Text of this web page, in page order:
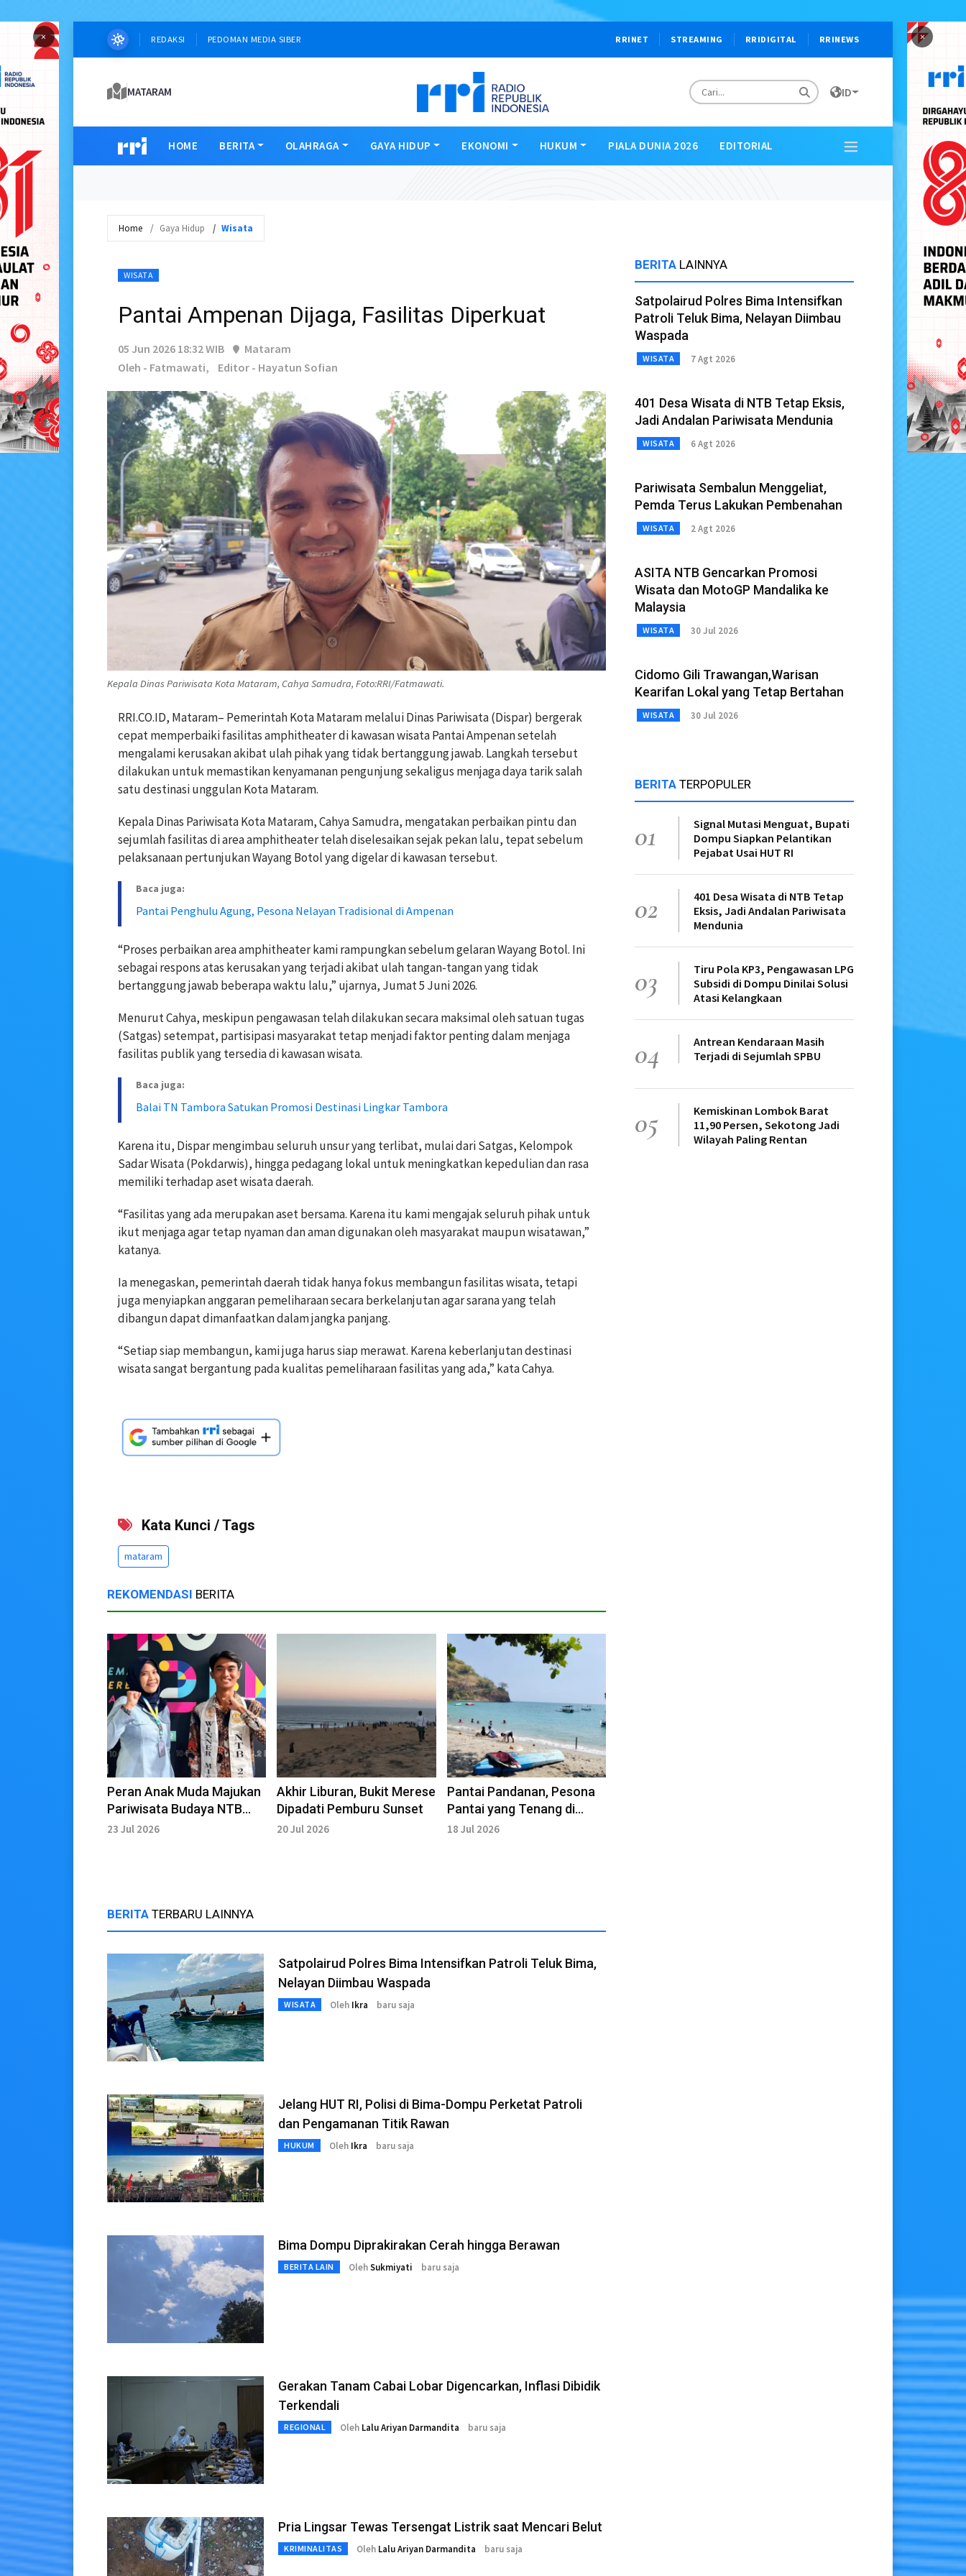
× ×
REDAKSI PEDOMAN MEDIA SIBER RRINET STREAMING RRIDIGITAL RRINEWS
MATARAM ID
HOME BERITA OLAHRAGA GAYA HIDUP EKONOMI HUKUM PIALA DUNIA 2026 EDITORIAL
Home Gaya Hidup Wisata
WISATA
Pantai Ampenan Dijaga, Fasilitas Diperkuat
05 Jun 2026 18:32 WIB
Mataram
Oleh - Fatmawati,
Editor - Hayatun Sofian
Kepala Dinas Pariwisata Kota Mataram, Cahya Samudra, Foto:RRI/Fatmawati.
RRI.CO.ID, Mataram– Pemerintah Kota Mataram melalui Dinas Pariwisata (Dispar) bergerak
cepat memperbaiki fasilitas amphitheater di kawasan wisata Pantai Ampenan setelah
mengalami kerusakan akibat ulah pihak yang tidak bertanggung jawab. Langkah tersebut
dilakukan untuk memastikan kenyamanan pengunjung sekaligus menjaga daya tarik salah
satu destinasi unggulan Kota Mataram.
Kepala Dinas Pariwisata Kota Mataram, Cahya Samudra, mengatakan perbaikan pintu dan
sejumlah fasilitas di area amphitheater telah diselesaikan sejak pekan lalu, tepat sebelum
pelaksanaan pertunjukan Wayang Botol yang digelar di kawasan tersebut.
Baca juga:
Pantai Penghulu Agung, Pesona Nelayan Tradisional di Ampenan
“Proses perbaikan area amphitheater kami rampungkan sebelum gelaran Wayang Botol. Ini
sebagai respons atas kerusakan yang terjadi akibat ulah tangan-tangan yang tidak
bertanggung jawab beberapa waktu lalu,” ujarnya, Jumat 5 Juni 2026.
Menurut Cahya, meskipun pengawasan telah dilakukan secara maksimal oleh satuan tugas
(Satgas) setempat, partisipasi masyarakat tetap menjadi faktor penting dalam menjaga
fasilitas publik yang tersedia di kawasan wisata.
Baca juga:
Balai TN Tambora Satukan Promosi Destinasi Lingkar Tambora
Karena itu, Dispar mengimbau seluruh unsur yang terlibat, mulai dari Satgas, Kelompok
Sadar Wisata (Pokdarwis), hingga pedagang lokal untuk meningkatkan kepedulian dan rasa
memiliki terhadap aset wisata daerah.
“Fasilitas yang ada merupakan aset bersama. Karena itu kami mengajak seluruh pihak untuk
ikut menjaga agar tetap nyaman dan aman digunakan oleh masyarakat maupun wisatawan,”
katanya.
Ia menegaskan, pemerintah daerah tidak hanya fokus membangun fasilitas wisata, tetapi
juga menyiapkan anggaran pemeliharaan secara berkelanjutan agar sarana yang telah
dibangun dapat dimanfaatkan dalam jangka panjang.
“Setiap siap membangun, kami juga harus siap merawat. Karena keberlanjutan destinasi
wisata sangat bergantung pada kualitas pemeliharaan fasilitas yang ada,” kata Cahya.
Kata Kunci / Tags
mataram
REKOMENDASI BERITA
Peran Anak Muda Majukan
Pariwisata Budaya NTB
Melalui Kreativitas Digital
23 Jul 2026
Akhir Liburan, Bukit Merese
Dipadati Pemburu Sunset
20 Jul 2026
Pantai Pandanan, Pesona
Pantai yang Tenang di
Lombok Utara
18 Jul 2026
BERITA TERBARU LAINNYA
Satpolairud Polres Bima Intensifkan Patroli Teluk Bima,
Nelayan Diimbau Waspada
WISATA Oleh Ikra baru saja
Jelang HUT RI, Polisi di Bima-Dompu Perketat Patroli
dan Pengamanan Titik Rawan
HUKUM Oleh Ikra baru saja
Bima Dompu Diprakirakan Cerah hingga Berawan
BERITA LAIN OlehSukmiyati baru saja
Gerakan Tanam Cabai Lobar Digencarkan, Inflasi Dibidik
Terkendali
REGIONAL Oleh Lalu Ariyan Darmandita baru saja
Pria Lingsar Tewas Tersengat Listrik saat Mencari Belut
KRIMINALITAS Oleh Lalu Ariyan Darmandita baru saja
BERITA LAINNYA
Satpolairud Polres Bima Intensifkan
Patroli Teluk Bima, Nelayan Diimbau
Waspada
WISATA 7 Agt 2026
401 Desa Wisata di NTB Tetap Eksis,
Jadi Andalan Pariwisata Mendunia
WISATA 6 Agt 2026
Pariwisata Sembalun Menggeliat,
Pemda Terus Lakukan Pembenahan
WISATA 2 Agt 2026
ASITA NTB Gencarkan Promosi
Wisata dan MotoGP Mandalika ke
Malaysia
WISATA 30 Jul 2026
Cidomo Gili Trawangan,Warisan
Kearifan Lokal yang Tetap Bertahan
WISATA 30 Jul 2026
BERITA TERPOPULER
01
Signal Mutasi Menguat, Bupati
Dompu Siapkan Pelantikan
Pejabat Usai HUT RI
02
401 Desa Wisata di NTB Tetap
Eksis, Jadi Andalan Pariwisata
Mendunia
03
Tiru Pola KP3, Pengawasan LPG
Subsidi di Dompu Dinilai Solusi
Atasi Kelangkaan
04
Antrean Kendaraan Masih
Terjadi di Sejumlah SPBU
05
Kemiskinan Lombok Barat
11,90 Persen, Sekotong Jadi
Wilayah Paling Rentan